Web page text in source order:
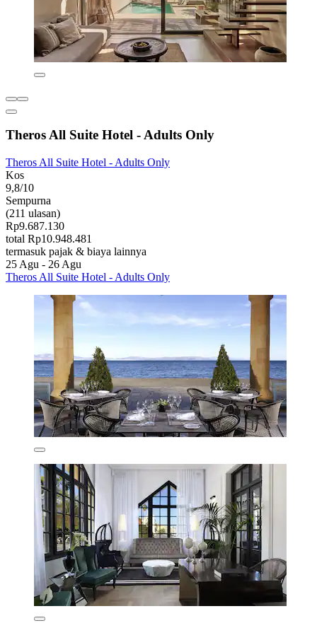
Theros All Suite Hotel - Adults Only
Theros All Suite Hotel - Adults Only
Kos
9,8/10
Sempurna
(211 ulasan)
Rp9.687.130
total Rp10.948.481
termasuk pajak & biaya lainnya
25 Agu - 26 Agu
Theros All Suite Hotel - Adults Only